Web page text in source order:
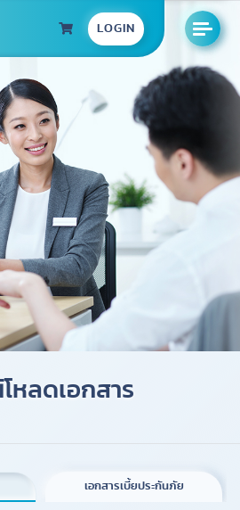
LOGIN
หลดเอกสาร
เอกสารเบี้ยประกันภัย